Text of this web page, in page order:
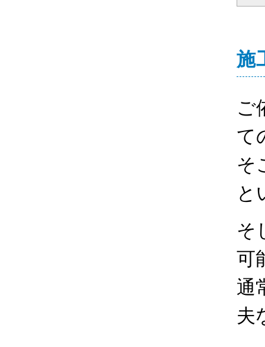
施
ご
て
そ
と
そ
可
通
夫